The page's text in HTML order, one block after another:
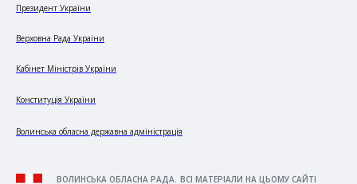
Президент України
Верховна Рада України
Кабінет Міністрів України
Конституція України
Волинська обласна державна адміністрація
ВОЛИНСЬКА ОБЛАСНА РАДА. ВСІ МАТЕРІАЛИ НА ЦЬОМУ САЙТІ